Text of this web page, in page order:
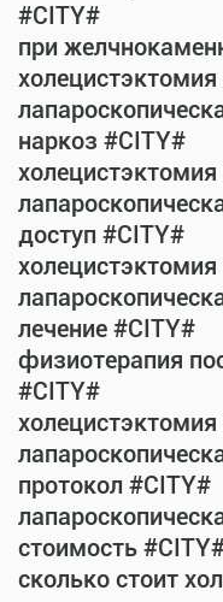
#CITY#
при
наркоз #CITY#
доступ #CITY#
лечение #CITY#
физиотерапия
#CITY#
протокол #CITY#
стоимость
сколько стоит